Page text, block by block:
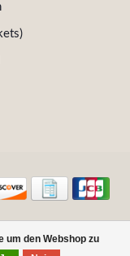
um den Webshop zu
Die VINOTHEK in